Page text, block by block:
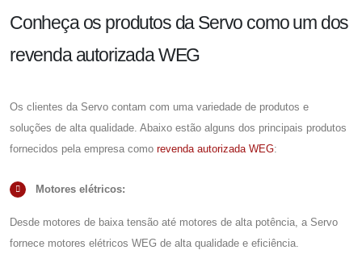
Conheça os produtos da Servo como um dos
revenda autorizada WEG
Os clientes da Servo contam com uma variedade de produtos e
soluções de alta qualidade. Abaixo estão alguns dos principais produtos
fornecidos pela empresa como revenda autorizada WEG:
Motores elétricos:
Desde motores de baixa tensão até motores de alta potência, a Servo
fornece motores elétricos WEG de alta qualidade e eficiência.